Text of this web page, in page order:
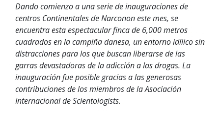
Dando comienzo a una serie de inauguraciones de
centros Continentales de Narconon este mes, se
encuentra esta espectacular finca de 6,000 metros
cuadrados en la campiña danesa, un entorno idílico sin
distracciones para los que buscan liberarse de las
garras devastadoras de la adicción a las drogas. La
inauguración fue posible gracias a las generosas
contribuciones de los miembros de la Asociación
Internacional de Scientologists.